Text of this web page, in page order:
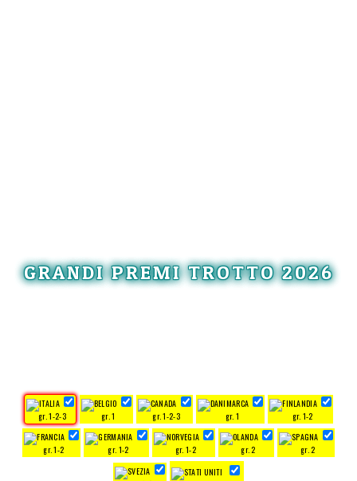
GRANDI PREMI TROTTO 2026
gr. 1-2-3 gr. 1 gr. 1-2-3 gr. 1 gr. 1-2
gr. 1-2 gr. 1-2 gr. 1-2 gr. 2 gr. 2